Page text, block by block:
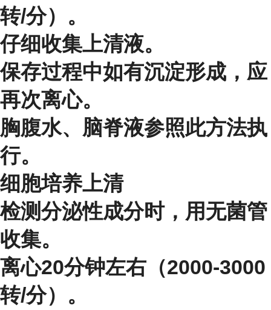
转/分）。
仔细收集上清液。
保存过程中如有沉淀形成，应
再次离心。
胸腹水、脑脊液参照此方法执
行。
细胞培养上清
检测分泌性成分时，用无菌管
收集。
离心20分钟左右（2000-3000
转/分）。